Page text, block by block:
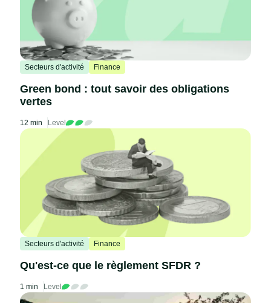
Secteurs d'activité Finance
Green bond : tout savoir des obligations
vertes
12 min Level
Secteurs d'activité Finance
Qu'est-ce que le règlement SFDR ?
1 min Level